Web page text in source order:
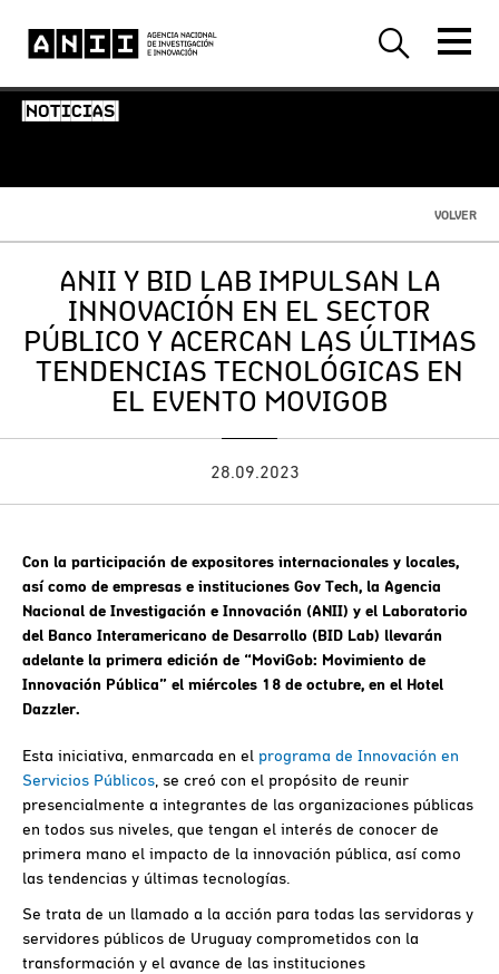
-NOTICIAS-
VOLVER
ANII Y BID LAB IMPULSAN LA
INNOVACIÓN EN EL SECTOR
PÚBLICO Y ACERCAN LAS ÚLTIMAS
TENDENCIAS TECNOLÓGICAS EN
EL EVENTO MOVIGOB
28.09.2023
Con la participación de expositores internacionales y locales,
así como de empresas e instituciones Gov Tech, la Agencia
Nacional de Investigación e Innovación (ANII) y el Laboratorio
del Banco Interamericano de Desarrollo (BID Lab) llevarán
adelante la primera edición de “MoviGob: Movimiento de
Innovación Pública” el miércoles 18 de octubre, en el Hotel
Dazzler.
Esta iniciativa, enmarcada en el programa de Innovación en
Servicios Públicos , se creó con el propósito de reunir
presencialmente a integrantes de las organizaciones públicas
en todos sus niveles, que tengan el interés de conocer de
primera mano el impacto de la innovación pública, así como
las tendencias y últimas tecnologías.
Se trata de un llamado a la acción para todas las servidoras y
servidores públicos de Uruguay comprometidos con la
transformación y el avance de las instituciones